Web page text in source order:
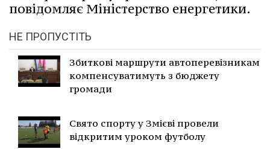
повідомляє Міністерство енергетики.
НЕ ПРОПУСТІТЬ
Збиткові маршрути автоперевізникам
компенсуватимуть з бюджету
громади
Свято спорту у Змієві провели
відкритим уроком футболу